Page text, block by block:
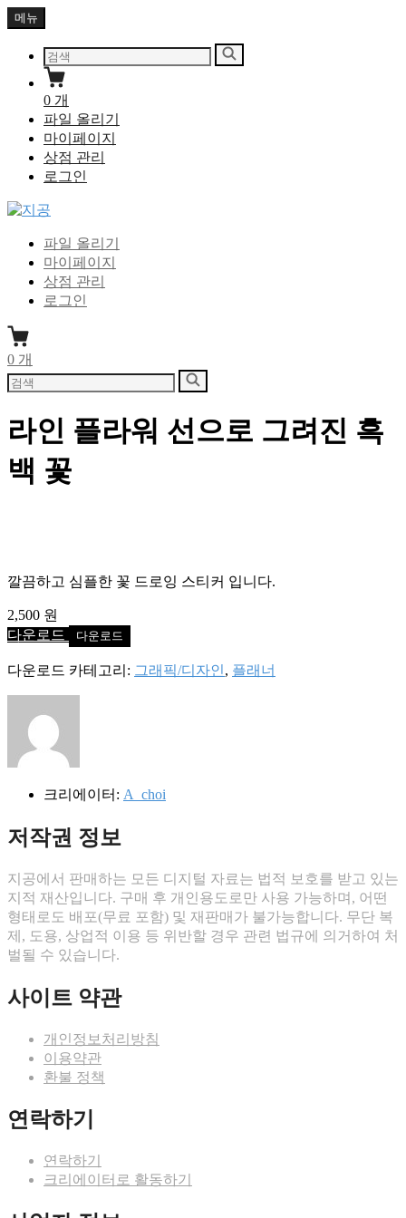
Skip
to
content
메뉴
다
음
을
검
색:
검
색
0 개
파일 올리기
마이페이지
상점 관리
로그인
지공
지식을 공유하다
파일 올리기
마이페이지
상점 관리
로그인
0 개
다
음
검
검
색
라인 플라워 선으로 그려진 흑
백 꽃
깔끔하고 심플한 꽃 드로잉 스티커 입니다.
2,500 원
다운로드
다운로드 카테고리: 그래픽/디자인 , 플래너
크리에이터: A_choi
저작권 정보
지공에서 판매하는 모든 디지털 자료는 법적 보호를 받고 있는
지적 재산입니다. 구매 후 개인용도로만 사용 가능하며, 어떤
형태로도 배포(무료 포함) 및 재판매가 불가능합니다. 무단 복
제, 도용, 상업적 이용 등 위반할 경우 관련 법규에 의거하여 처
벌될 수 있습니다.
사이트 약관
개인정보처리방침
이용약관
환불 정책
연락하기
연락하기
크리에이터로 활동하기